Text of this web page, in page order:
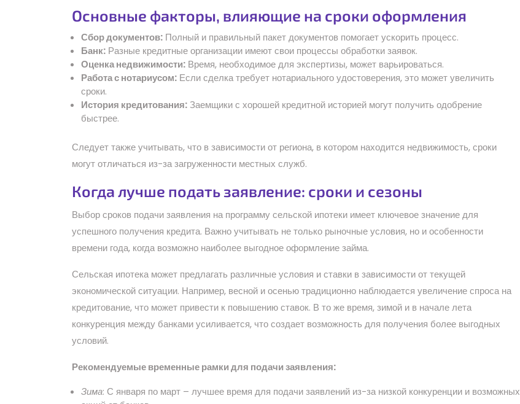
Основные факторы, влияющие на сроки оформления
Сбор документов: Полный и правильный пакет документов помогает ускорить процесс.
Банк: Разные кредитные организации имеют свои процессы обработки заявок.
Оценка недвижимости: Время, необходимое для экспертизы, может варьироваться.
Работа с нотариусом: Если сделка требует нотариального удостоверения, это может увеличить
сроки.
История кредитования: Заемщики с хорошей кредитной историей могут получить одобрение
быстрее.
Следует также учитывать, что в зависимости от региона, в котором находится недвижимость, сроки
могут отличаться из-за загруженности местных служб.
Когда лучше подать заявление: сроки и сезоны
Выбор сроков подачи заявления на программу сельской ипотеки имеет ключевое значение для
успешного получения кредита. Важно учитывать не только рыночные условия, но и особенности
времени года, когда возможно наиболее выгодное оформление займа.
Сельская ипотека может предлагать различные условия и ставки в зависимости от текущей
экономической ситуации. Например, весной и осенью традиционно наблюдается увеличение спроса на
кредитование, что может привести к повышению ставок. В то же время, зимой и в начале лета
конкуренция между банками усиливается, что создает возможность для получения более выгодных
условий.
Рекомендуемые временные рамки для подачи заявления:
Зима: С января по март – лучшее время для подачи заявлений из-за низкой конкуренции и возможных